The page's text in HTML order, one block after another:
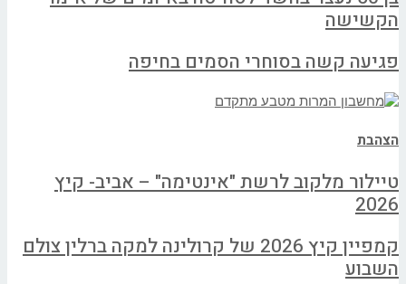
הקשישה
פגיעה קשה בסוחרי הסמים בחיפה
הצהבת
טיילור מלקוב לרשת "אינטימה" – אביב- קיץ
2026
קמפיין קיץ 2026 של קרולינה למקה ברלין צולם
השבוע